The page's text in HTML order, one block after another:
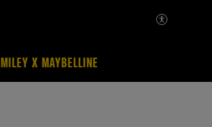
MILEY X MAYBELLINE